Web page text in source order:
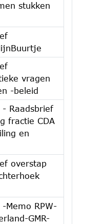
stukken
vragen
-beleid
Raadsbrief
fractie CDA
en
overstap
Memo RPW-
GMR-